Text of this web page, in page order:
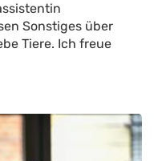
Sonstiges über
Tiere. Ich freue